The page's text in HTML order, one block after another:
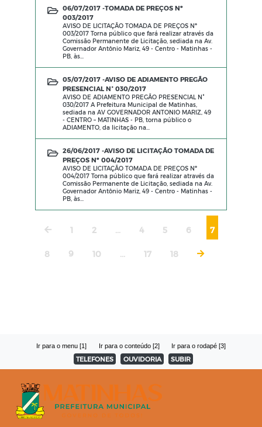
06/07/2017 -TOMADA DE PREÇOS Nº
003/2017
AVISO DE LICITAÇÃO TOMADA DE PREÇOS Nº
003/2017 Torna público que fará realizar através da
Comissão Permanente de Licitação, sediada na Av.
Governador Antônio Mariz, 49 - Centro - Matinhas -
PB, às...
05/07/2017 -AVISO DE ADIAMENTO PREGÃO
PRESENCIAL N° 030/2017
AVISO DE ADIAMENTO PREGÃO PRESENCIAL N°
030/2017 A Prefeitura Municipal de Matinhas,
sediada na AV GOVERNADOR ANTONIO MARIZ, 49
- CENTRO – MATINHAS - PB, torna público o
ADIAMENTO, da licitação na...
26/06/2017 -AVISO DE LICITAÇÃO TOMADA DE
PREÇOS Nº 004/2017
AVISO DE LICITAÇÃO TOMADA DE PREÇOS Nº
004/2017 Torna público que fará realizar através da
Comissão Permanente de Licitação, sediada na Av.
Governador Antônio Mariz, 49 - Centro - Matinhas -
PB, às...
1 2 ... 4 5 6 7
8 9 10 ... 17 18
Ir para o menu [1] Ir para o conteúdo [2] Ir para o rodapé [3]
TELEFONES OUVIDORIA SUBIR